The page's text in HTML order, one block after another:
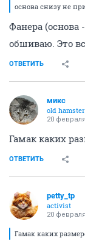
основа снизу не
Фанера
обшиваю. Это
ОТВЕТИТЬ
микс
old hamster
20
Гамак каких
ОТВЕТИТЬ
petty_tp
activist
20
Гамак каких